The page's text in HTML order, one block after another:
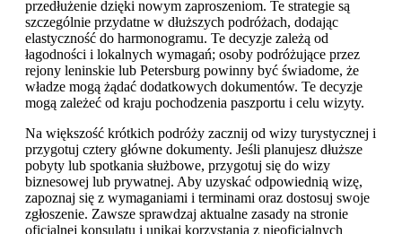
przedłużenie dzięki nowym zaproszeniom. Te strategie są
szczególnie przydatne w dłuższych podróżach, dodając
elastyczność do harmonogramu. Te decyzje zależą od
łagodności i lokalnych wymagań; osoby podróżujące przez
rejony leninskie lub Petersburg powinny być świadome, że
władze mogą żądać dodatkowych dokumentów. Te decyzje
mogą zależeć od kraju pochodzenia paszportu i celu wizyty.
Na większość krótkich podróży zacznij od wizy turystycznej i
przygotuj cztery główne dokumenty. Jeśli planujesz dłuższe
pobyty lub spotkania służbowe, przygotuj się do wizy
biznesowej lub prywatnej. Aby uzyskać odpowiednią wizę,
zapoznaj się z wymaganiami i terminami oraz dostosuj swoje
zgłoszenie. Zawsze sprawdzaj aktualne zasady na stronie
oficjalnej konsulatu i unikaj korzystania z nieoficjalnych